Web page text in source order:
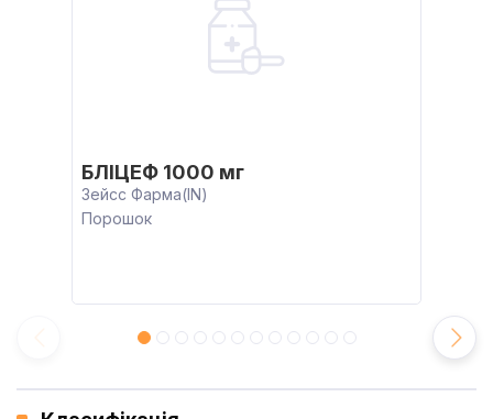
БЛІЦЕФ 1000 мг
Зейсс Фарма(IN)
Порошок